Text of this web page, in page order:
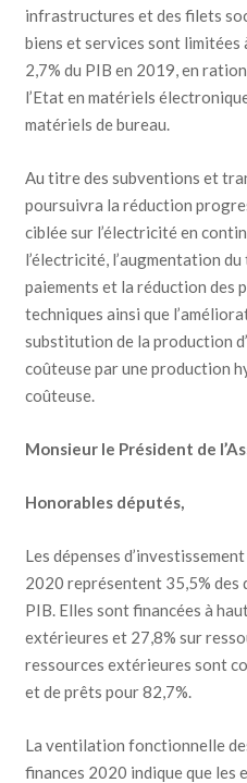
infrastructures et des filets
biens et services sont limitées
2,7% du PIB en 2019, en
l’Etat en matériels
matériels de bureau.
Au titre des subventions et
poursuivra la réduction
ciblée sur l’électricité en
l’électricité, l’augmentation
paiements et la réduction des
techniques ainsi que
substitution de la production
coûteuse par une production
coûteuse.
Monsieur le Président de
Honorables députés,
Les dépenses
2020 représentent 35,5% des
PIB. Elles sont financées à
extérieures et 27,8% sur
ressources extérieures sont
et de prêts pour 82,7%.
La ventilation fonctionnelle
finances 2020 indique que les